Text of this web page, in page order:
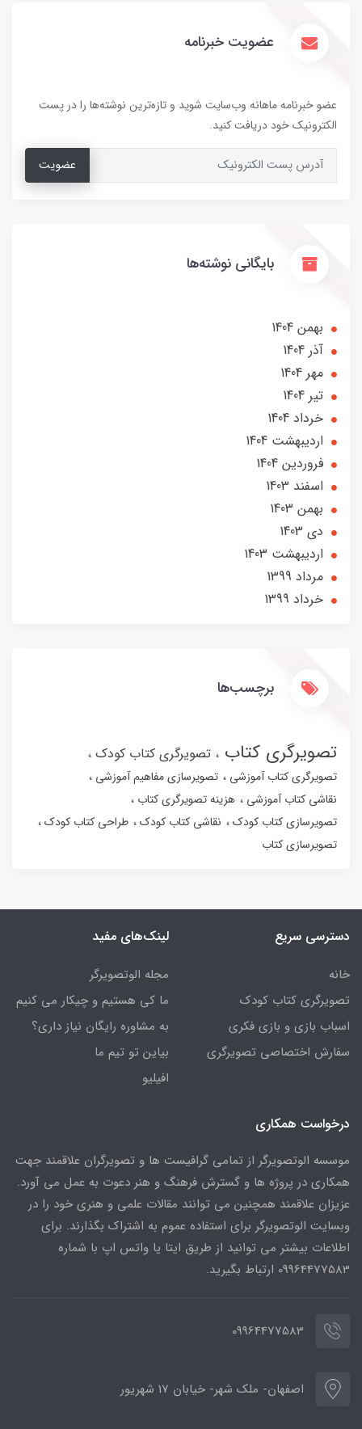
عضویت خبرنامه
عضو خبرنامه ماهانه وب‌سایت شوید و تازه‌ترین نوشته‌ها را در پست
الکترونیک خود دریافت کنید.
عضویت
بایگانی نوشته‌ها
بهمن 1404
آذر 1404
مهر 1404
تير 1404
خرداد 1404
ارديبهشت 1404
فروردین 1404
اسفند 1403
بهمن 1403
دی 1403
ارديبهشت 1403
مرداد 1399
خرداد 1399
برچسب‌ها
تصویرگری کتاب تصویرگری کتاب کودک
تصویرگری کتاب آموزشی
تصویرسازی مفاهیم آموزشی
نقاشی کتاب آموزشی
هزینه تصویرگری کتاب
تصویرسازی کتاب کودک
نقاشی کتاب کودک
طراحی کتاب کودک
تصویرسازی کتاب
دسترسی سریع
خانه
تصویرگری کتاب کودک
اسباب بازی و بازی فکری
سفارش اختصاصی تصویرگری
لینک‌های مفید
مجله الوتصویرگر
ما کی هستیم و چیکار می کنیم
به مشاوره رایگان نیاز داری؟
بیاین تو تیم ما
افیلیو
درخواست همکاری
موسسه الوتصویرگر از تمامی گرافیست ها و تصویرگران علاقمند جهت
همکاری در پروژه ها و گسترش فرهنگ و هنر دعوت به عمل می آورد.
عزیزان علاقمند همچنین می توانند مقالات علمی و هنری خود را در
وبسایت الوتصویرگر برای استفاده عموم به اشتراک بگذارند. برای
اطلاعات بیشتر می توانید از طریق ایتا یا واتس اپ با شماره
09964477583 ارتباط بگیرید.
09964477583
اصفهان- ملک شهر- خیابان 17 شهریور